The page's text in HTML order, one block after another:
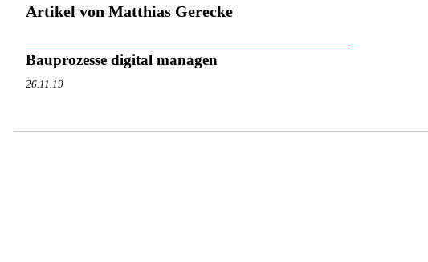
Artikel von Matthias Gerecke
Bauprozesse digital managen
26.11.19